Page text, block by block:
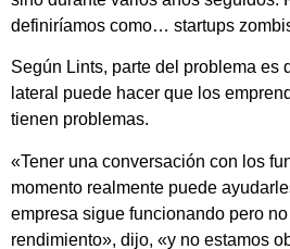
definiríamos como… startups
Según Lints, parte del problema es
lateral puede hacer que los
tienen problemas.
«Tener una conversación con los
momento realmente puede
empresa sigue funcionando pero
rendimiento», dijo, «y no estamos